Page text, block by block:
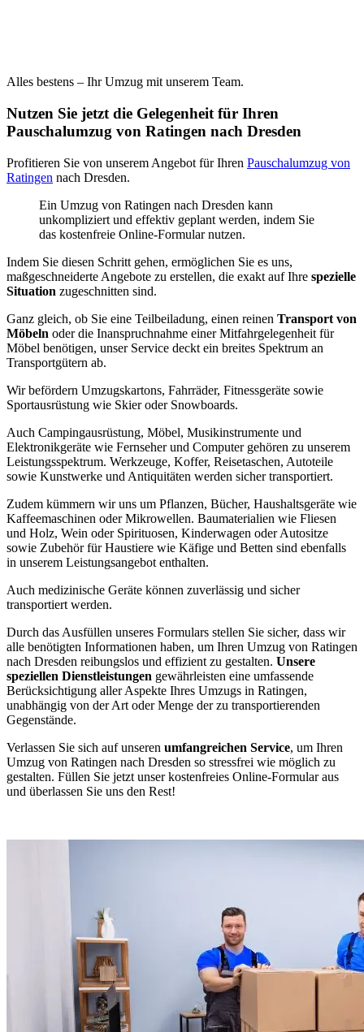
Alles bestens – Ihr Umzug mit unserem Team.
Nutzen Sie jetzt die Gelegenheit für Ihren
Pauschalumzug von Ratingen nach Dresden
Profitieren Sie von unserem Angebot für Ihren Pauschalumzug von
Ratingen nach Dresden.
Ein Umzug von Ratingen nach Dresden kann
unkompliziert und effektiv geplant werden, indem Sie
das kostenfreie Online-Formular nutzen.
Indem Sie diesen Schritt gehen, ermöglichen Sie es uns,
maßgeschneiderte Angebote zu erstellen, die exakt auf Ihre spezielle
Situation zugeschnitten sind.
Ganz gleich, ob Sie eine Teilbeiladung, einen reinen Transport von
Möbeln oder die Inanspruchnahme einer Mitfahrgelegenheit für
Möbel benötigen, unser Service deckt ein breites Spektrum an
Transportgütern ab.
Wir befördern Umzugskartons, Fahrräder, Fitnessgeräte sowie
Sportausrüstung wie Skier oder Snowboards.
Auch Campingausrüstung, Möbel, Musikinstrumente und
Elektronikgeräte wie Fernseher und Computer gehören zu unserem
Leistungsspektrum. Werkzeuge, Koffer, Reisetaschen, Autoteile
sowie Kunstwerke und Antiquitäten werden sicher transportiert.
Zudem kümmern wir uns um Pflanzen, Bücher, Haushaltsgeräte wie
Kaffeemaschinen oder Mikrowellen. Baumaterialien wie Fliesen
und Holz, Wein oder Spirituosen, Kinderwagen oder Autositze
sowie Zubehör für Haustiere wie Käfige und Betten sind ebenfalls
in unserem Leistungsangebot enthalten.
Auch medizinische Geräte können zuverlässig und sicher
transportiert werden.
Durch das Ausfüllen unseres Formulars stellen Sie sicher, dass wir
alle benötigten Informationen haben, um Ihren Umzug von Ratingen
nach Dresden reibungslos und effizient zu gestalten. Unsere
speziellen Dienstleistungen gewährleisten eine umfassende
Berücksichtigung aller Aspekte Ihres Umzugs in Ratingen,
unabhängig von der Art oder Menge der zu transportierenden
Gegenstände.
Verlassen Sie sich auf unseren umfangreichen Service, um Ihren
Umzug von Ratingen nach Dresden so stressfrei wie möglich zu
gestalten. Füllen Sie jetzt unser kostenfreies Online-Formular aus
und überlassen Sie uns den Rest!